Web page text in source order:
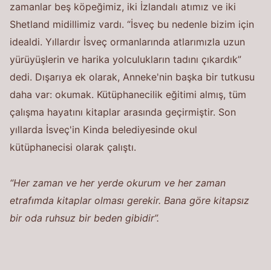
zamanlar beş köpeğimiz, iki İzlandalı atımız ve iki
Shetland midillimiz vardı. “İsveç bu nedenle bizim için
idealdi. Yıllardır İsveç ormanlarında atlarımızla uzun
yürüyüşlerin ve harika yolculukların tadını çıkardık”
dedi. Dışarıya ek olarak, Anneke'nin başka bir tutkusu
daha var: okumak. Kütüphanecilik eğitimi almış, tüm
çalışma hayatını kitaplar arasında geçirmiştir. Son
yıllarda İsveç'in Kinda belediyesinde okul
kütüphanecisi olarak çalıştı.
“Her zaman ve her yerde okurum ve her zaman
etrafımda kitaplar olması gerekir. Bana göre kitapsız
bir oda ruhsuz bir beden gibidir”.